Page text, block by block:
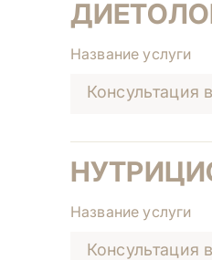
Название услуги
Консультация
Название услуги
Консультация